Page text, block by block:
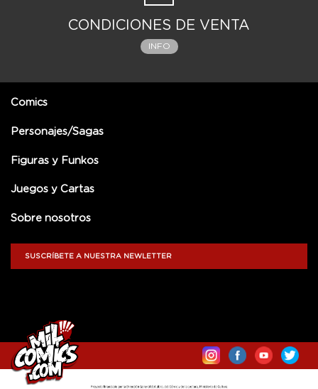
CONDICIONES DE VENTA
INFO
Comics
Personajes/Sagas
Figuras y Funkos
Juegos y Cartas
Sobre nosotros
SUSCRÍBETE A NUESTRA NEWLETTER